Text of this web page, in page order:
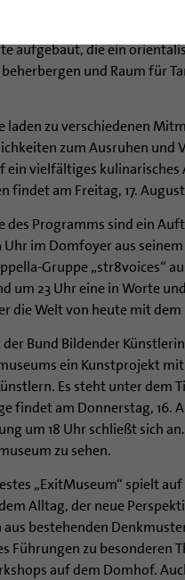
Kulturfabrik und dem
und kultureller Austausch
aufgebaut, die ein
und Raum für
laden zu verschiedenen
zum Ausruhen und
ein vielfältiges
findet am Freitag, 17.
des Programms sind ein
Uhr im Domfoyer aus
Gruppe „str8voices“
um 23 Uhr eine in Worte
die Welt von heute mit dem
Bund Bildender
ein Kunstprojekt
Es steht unter dem
findet am Donnerstag, 16.
um 18 Uhr schließt sich
zu sehen.
„ExitMuseum“ spielt
Alltag, der neue
bestehenden
Führungen zu besonderen
auf dem Domhof.